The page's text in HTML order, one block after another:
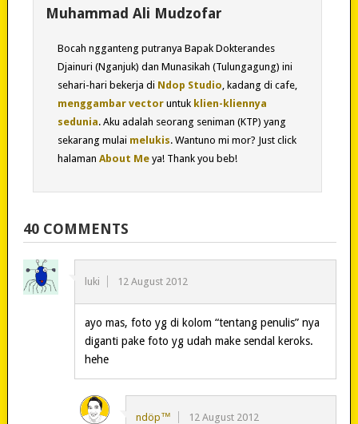
Muhammad Ali Mudzofar
Bocah ngganteng putranya Bapak Dokterandes
Djainuri (Nganjuk) dan Munasikah (Tulungagung) ini
sehari-hari bekerja di Ndop Studio , kadang di cafe,
menggambar vectoruntuk klien-kliennya
sedunia. Aku adalah seorang seniman (KTP) yang
sekarang mulai melukis. Wantuno mi mor? Just click
halaman About Meya! Thank you beb!
40 COMMENTS
luki 12 August 2012
ayo mas, foto yg di kolom “tentang penulis” nya
diganti pake foto yg udah make sendal keroks.
hehe
ndöp™ 12 August 2012